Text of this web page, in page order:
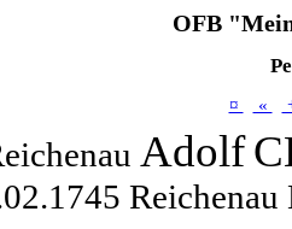
OFB
¤ «
Adolf